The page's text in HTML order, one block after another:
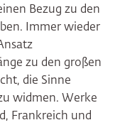
Bezug zu den
Immer wieder
zu den großen
die Sinne
widmen. Werke
Frankreich und